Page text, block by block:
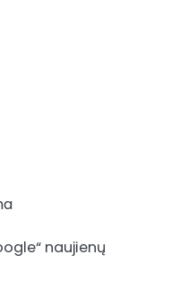
naujienų